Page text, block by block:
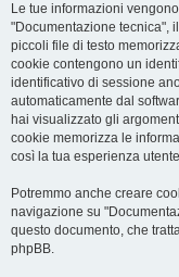
Le tue informazioni
"Documentazione tecnica",
piccoli file di testo
cookie contengono un
identificativo di sessione
automaticamente dal
hai visualizzato gli
cookie memorizza le
così la tua esperienza
Potremmo anche creare
navigazione su
questo documento, che
phpBB.